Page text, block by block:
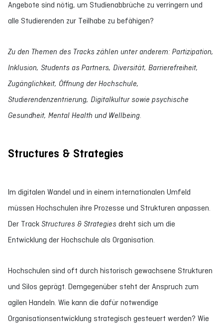
Angebote sind nötig, um Studienabbrüche zu verringern und
alle Studierenden zur Teilhabe zu befähigen?
Zu den Themen des Tracks zählen unter anderem: Partizipation,
Inklusion, Students as Partners, Diversität, Barrierefreiheit,
Zugänglichkeit, Öffnung der Hochschule,
Studierendenzentrierung, Digitalkultur sowie psychische
Gesundheit, Mental Health und Wellbeing
Structures & Strategies
Im digitalen Wandel und in einem internationalen Umfeld
müssen Hochschulen ihre Prozesse und Strukturen anpassen.
Der Track Structures & Strategies dreht sich um die
Entwicklung der Hochschule als Organisation.
Hochschulen sind oft durch historisch gewachsene Strukturen
und Silos geprägt. Demgegenüber steht der Anspruch zum
agilen Handeln. Wie kann die dafür notwendige
Organisationsentwicklung strategisch gesteuert werden? Wie